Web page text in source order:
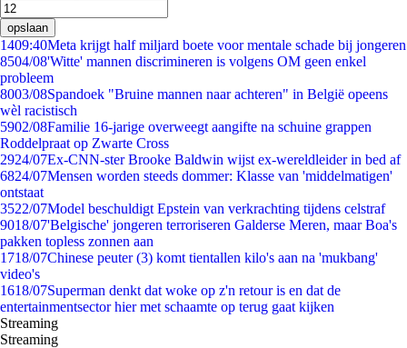
opslaan
1409:40Meta krijgt half miljard boete voor mentale schade bij jongeren
8504/08'Witte' mannen discrimineren is volgens OM geen enkel
probleem
8003/08Spandoek "Bruine mannen naar achteren" in België opeens
wèl racistisch
5902/08Familie 16-jarige overweegt aangifte na schuine grappen
Roddelpraat op Zwarte Cross
2924/07Ex-CNN-ster Brooke Baldwin wijst ex-wereldleider in bed af
6824/07Mensen worden steeds dommer: Klasse van 'middelmatigen'
ontstaat
3522/07Model beschuldigt Epstein van verkrachting tijdens celstraf
9018/07'Belgische' jongeren terroriseren Galderse Meren, maar Boa's
pakken topless zonnen aan
1718/07Chinese peuter (3) komt tientallen kilo's aan na 'mukbang'
video's
1618/07Superman denkt dat woke op z'n retour is en dat de
entertainmentsector hier met schaamte op terug gaat kijken
Streaming
Streaming